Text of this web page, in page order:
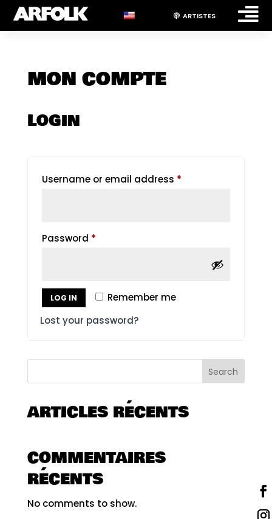
ARTISTES 
MON COMPTE
LOGIN
Username or email address *Required
Password *Required
Remember me
LOG IN
Lost your password?
Search
ARTICLES RÉCENTS
COMMENTAIRES
RÉCENTS
No comments to show.